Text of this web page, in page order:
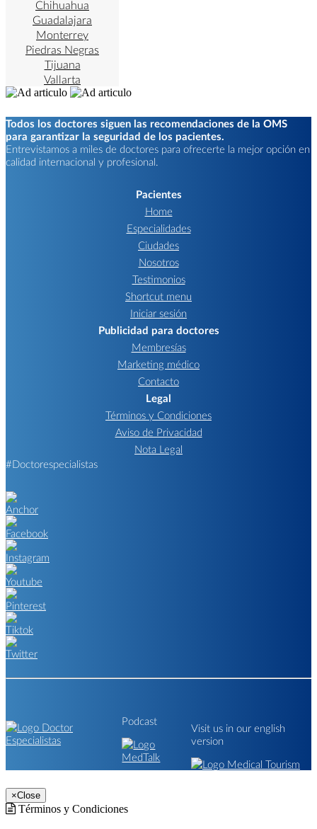
Chihuahua
Guadalajara
Monterrey
Piedras Negras
Tijuana
Vallarta
Todos los doctores siguen las recomendaciones de la OMS
para garantizar la seguridad de los pacientes.
Entrevistamos a miles de doctores para ofrecerte la mejor opción en
calidad internacional y profesional.
Pacientes
Home
Especialidades
Ciudades
Nosotros
Testimonios
Shortcut menu
Iniciar sesión
Publicidad para doctores
Membresías
Marketing médico
Contacto
Legal
Términos y Condiciones
Aviso de Privacidad
Nota Legal
#Doctorespecialistas
Podcast
Visit us in our english
version
×Close
Términos y Condiciones